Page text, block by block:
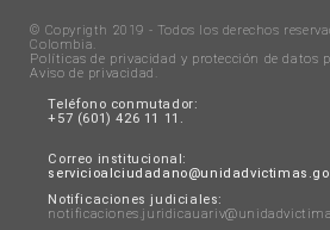
© Copyrigth 2019 - Todos los derechos
Colombia.
Políticas de privacidad y protección de datos
Aviso de privacidad .
Teléfono conmutador:
+57 (601) 426 11 11.
Correo institucional:
Notificaciones judiciales: